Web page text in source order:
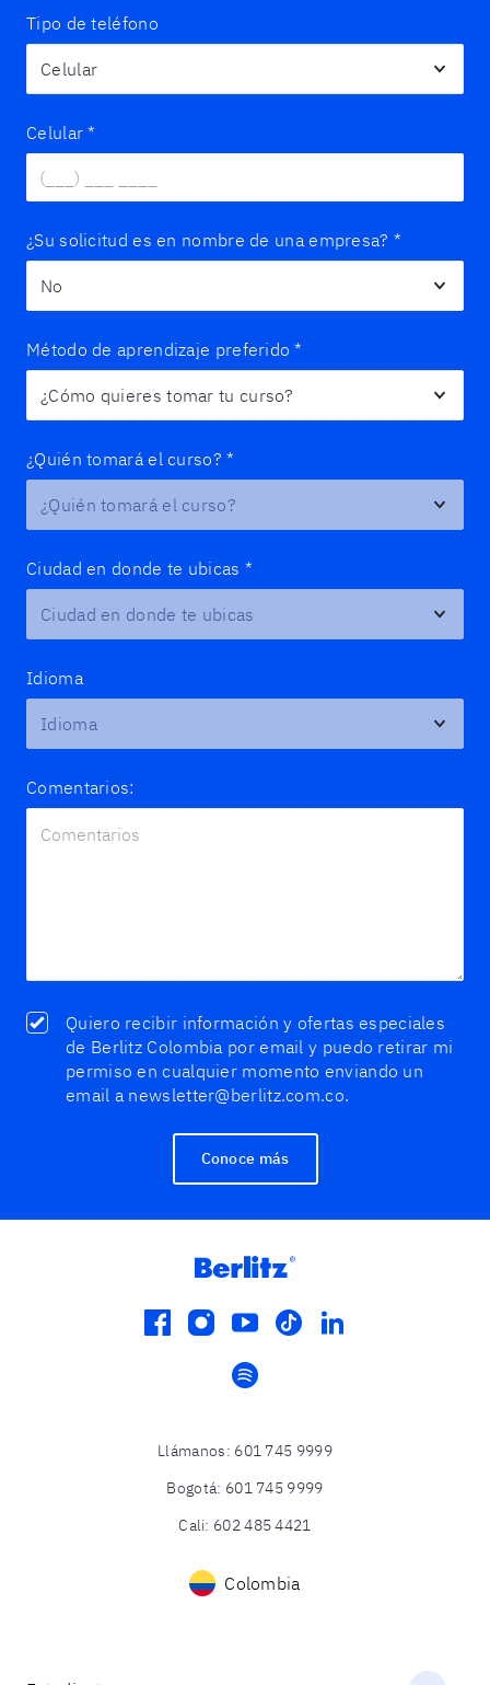
Tipo de teléfono
Celular *
¿Su solicitud es en nombre de una empresa? *
Método de aprendizaje preferido *
¿Quién tomará el curso? *
Ciudad en donde te ubicas *
Idioma
Comentarios:
Quiero recibir información y ofertas especiales
de Berlitz Colombia por email y puedo retirar mi
permiso en cualquier momento enviando un
email a newsletter@berlitz.com.co.
Conoce más
facebook
instagram
youtube
tiktoklinkedin
spotify
Llámanos: 601 745 9999
Bogotá: 601 745 9999
Cali: 602 485 4421
Colombia